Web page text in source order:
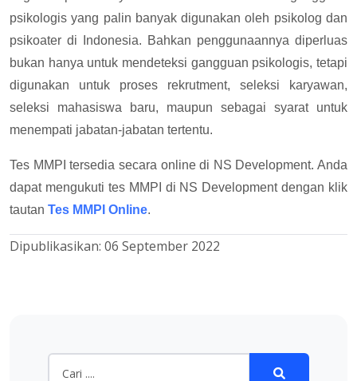
psikologis yang palin banyak digunakan oleh psikolog dan
psikoater di Indonesia. Bahkan penggunaannya diperluas
bukan hanya untuk mendeteksi gangguan psikologis, tetapi
digunakan untuk proses rekrutment, seleksi karyawan,
seleksi mahasiswa baru, maupun sebagai syarat untuk
menempati jabatan-jabatan tertentu.
Tes MMPI tersedia secara online di NS Development. Anda
dapat mengukuti tes MMPI di NS Development dengan klik
tautan Tes MMPI Online.
Dipublikasikan: 06 September 2022